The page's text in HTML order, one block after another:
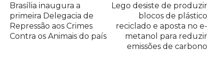
Brasília inaugura a
primeira Delegacia de
Repressão aos Crimes
Contra os Animais do país
Lego desiste de produzir
blocos de plástico
reciclado e aposta no e-
metanol para reduzir
emissões de carbono